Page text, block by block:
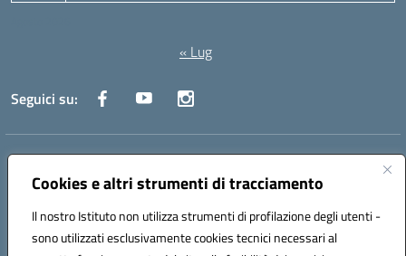
Cookies e altri strumenti di tracciamento
Il nostro Istituto non utilizza strumenti di profilazione degli utenti -
sono utilizzati esclusivamente cookies tecnici necessari al
« Lug
Seguici su:
Indirizzo:Via Canale 1, Ancona
Centralino:071 204723 Email:anpc010006@istruzione.it
Codice fiscale: 93020970427
Codice meccanografico:
ANPC010006